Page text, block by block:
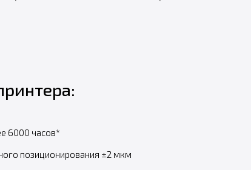
6000 часов*
позиционирования ±2 мкм